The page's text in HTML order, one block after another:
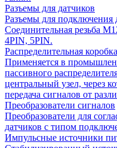
Разъемы для датчиков
Разъемы для подключения
Соединительная резьба
4PIN, 5PIN.
Распределительная коробка
Применяется в
пассивного
центральный узел, через
передача сигналов от
Преобразователи сигналов
Преобразователи для
датчиков с типом
Импульсные источники